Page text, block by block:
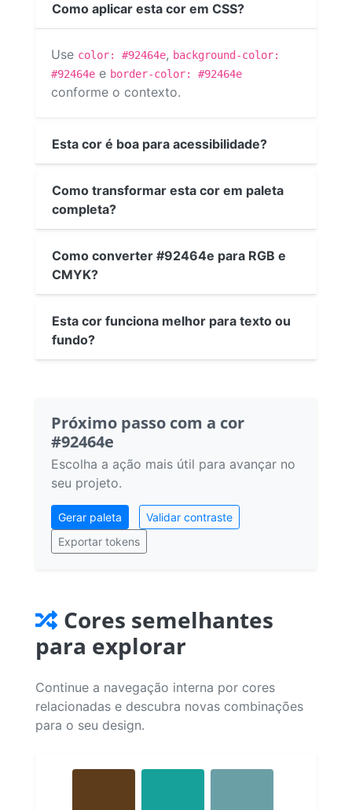
Como aplicar esta cor em CSS?
Use color: #92464e, background-color:
#92464e e border-color: #92464e
conforme o contexto.
Esta cor é boa para acessibilidade?
Como transformar esta cor em paleta
completa?
Como converter #92464e para RGB e
CMYK?
Esta cor funciona melhor para texto ou
fundo?
Próximo passo com a cor
#92464e
Escolha a ação mais útil para avançar no
seu projeto.
Gerar paleta
Validar contraste
Exportar tokens
Cores semelhantes
para explorar
Continue a navegação interna por cores
relacionadas e descubra novas combinações
para o seu design.